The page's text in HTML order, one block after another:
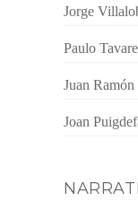
Jorge
Paulo
Juan Ramón
Joan